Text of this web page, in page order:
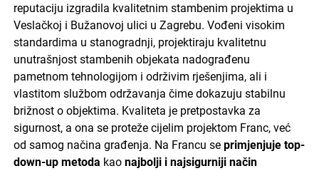
reputaciju izgradila kvalitetnim stambenim projektima u
Veslačkoj i Bužanovoj ulici u Zagrebu. Vođeni visokim
standardima u stanogradnji, projektiraju kvalitetnu
unutrašnjost stambenih objekata nadograđenu
pametnom tehnologijom i održivim rješenjima, ali i
vlastitom službom održavanja čime dokazuju stabilnu
brižnost o objektima. Kvaliteta je pretpostavka za
sigurnost, a ona se proteže cijelim projektom Franc, već
od samog načina građenja. Na Francu se primjenjuje top-
down-up metoda kao najbolji i najsigurniji način